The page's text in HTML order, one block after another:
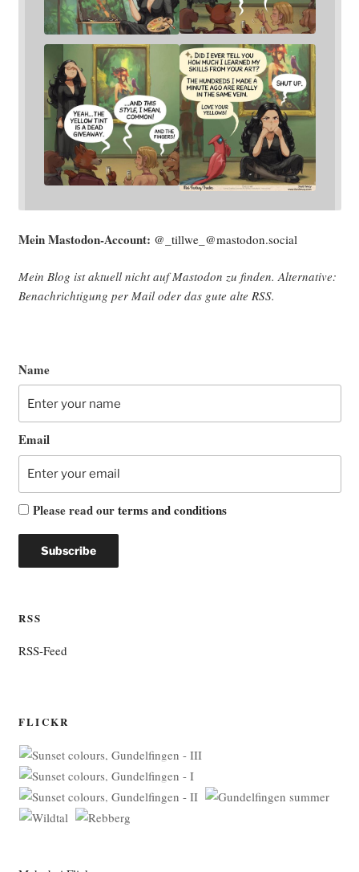
Mein Mast­o­don-Account: @_tillwe_@mastodon.social
Mein Blog ist aktu­ell nicht auf Mast­o­don zu fin­den. Alter­na­ti­ve:
Benach­rich­ti­gung per Mail oder das gute alte RSS.
Name
Email
Please read ourterms and conditions
RSS
RSS-Feed
FLICKR